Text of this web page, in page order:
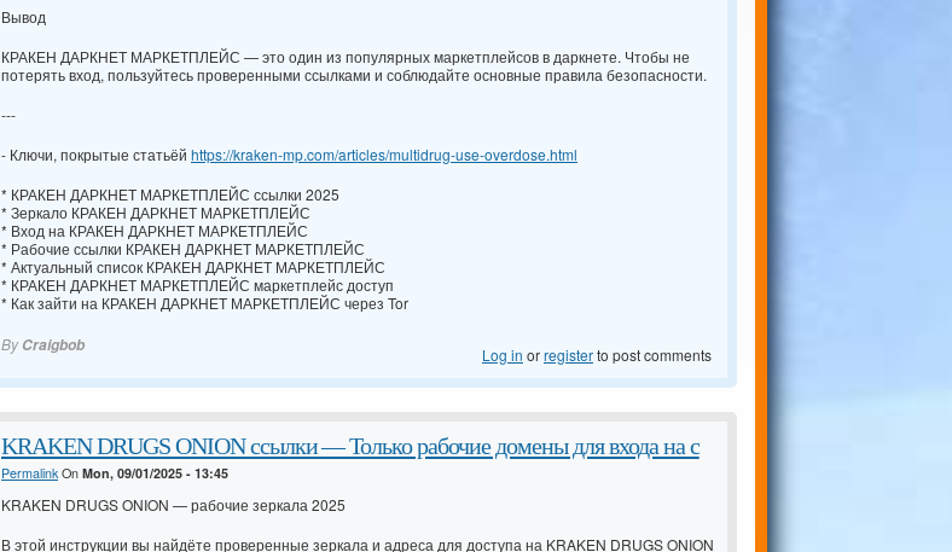
Вывод
КРАКЕН ДАРКНЕТ МАРКЕТПЛЕЙС — это один из популярных маркетплейсов в даркнете. Чтобы не
потерять вход, пользуйтесь проверенными ссылками и соблюдайте основные правила безопасности.
---
- Ключи, покрытые статьёй https://kraken-mp.com/articles/multidrug-use-overdose.html
* КРАКЕН ДАРКНЕТ МАРКЕТПЛЕЙС ссылки 2025
* Зеркало КРАКЕН ДАРКНЕТ МАРКЕТПЛЕЙС
* Вход на КРАКЕН ДАРКНЕТ МАРКЕТПЛЕЙС
* Рабочие ссылки КРАКЕН ДАРКНЕТ МАРКЕТПЛЕЙС
* Актуальный список КРАКЕН ДАРКНЕТ МАРКЕТПЛЕЙС
* КРАКЕН ДАРКНЕТ МАРКЕТПЛЕЙС маркетплейс доступ
* Как зайти на КРАКЕН ДАРКНЕТ МАРКЕТПЛЕЙС через Tor
By Craigbob Log in orregisterto post comments
KRAKEN DRUGS ONION ссылки — Только рабочие домены для входа на с
PermalinkOn Mon, 09/01/2025 - 13:45
KRAKEN DRUGS ONION — рабочие зеркала 2025
В этой инструкции вы найдёте проверенные зеркала и адреса для доступа на KRAKEN DRUGS ONION